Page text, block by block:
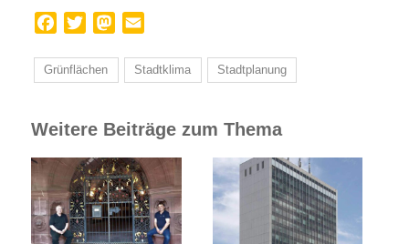
Facebook
TwitterMastodon
Grünflächen Stadtklima Stadtplanung
Weitere Beiträge zum Thema